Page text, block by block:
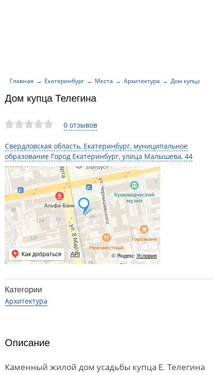
0 отзывов
Свердловская область, Екатеринбург, муниципальное
образование Город Екатеринбург, улица Малышева, 44
© Яндекс Условия
Как добраться API
Дом купца Телегина
Главная Екатеринбург Места Архитектура Дом купца
Категории
Архитектура
Описание
Каменный жилой дом усадьбы купца Е. Телегина